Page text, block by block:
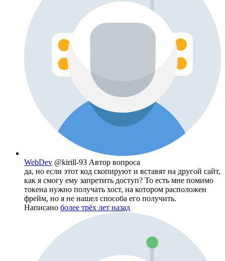
WebDev @kirill-93 Автор вопроса
да, но если этот код скопируют и вставят на другой сайт,
как я смогу ему запретить доступ? То есть мне помимо
токена нужно получать хост, на котором расположен
фрейм, но я не нашел способа его получить.
Написано более трёх лет назад